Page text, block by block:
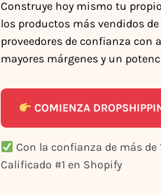
Construye hoy mismo tu
los productos más vendidos
proveedores de confianza con
mayores márgenes y un
COMIENZA
Con la confianza de más
Calificado #1 en Shopify